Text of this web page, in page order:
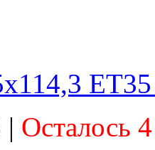
Осталось